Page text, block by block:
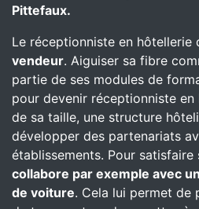
Pittefaux.
Le réceptionniste en hôtellerie
vendeur. Aiguiser sa fibre
partie de ses modules de
pour devenir réceptionniste
de sa taille, une structure
développer des partenariats
établissements. Pour satisfaire
collabore par exemple avec
de voiture. Cela lui permet de